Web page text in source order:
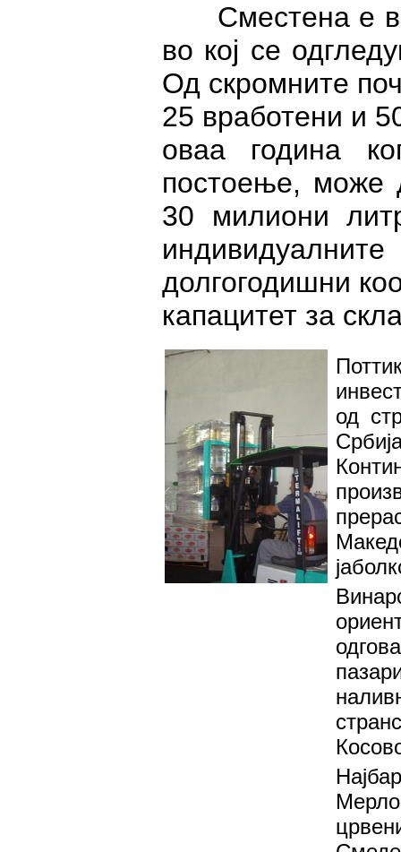
Сместена е во
во кој се
Од скромните
25 вработени и
оваа година
постоење, може
30 милиони
долгогодишни
капацитет за
од